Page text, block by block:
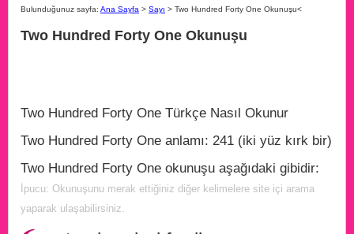
Bulunduğunuz sayfa: Ana Sayfa > Sayı > Two Hundred Forty One Okunuşu<
Two Hundred Forty One Okunuşu
Two Hundred Forty One Türkçe Nasıl Okunur
Two Hundred Forty One anlamı: 241 (iki yüz kırk bir)
Two Hundred Forty One okunuşu aşağıdaki gibidir:
İpucu: Okunuşunu merak ettiğiniz diğer kelimelere site içi arama
yaparak ulaşabilirsiniz.